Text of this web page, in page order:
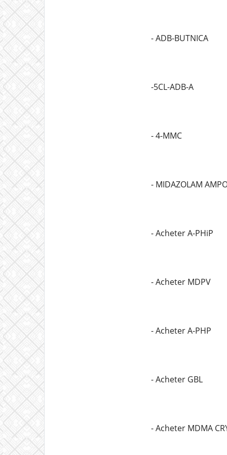
- ADB-BUTNICA
-5CL-ADB-A
- 4-MMC
- MIDAZOLAM
- Acheter A-PHiP
- Acheter MDPV
- Acheter A-PHP
- Acheter GBL
- Acheter MDMA